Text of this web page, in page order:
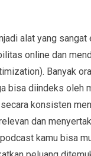
alat yang
online dan
Banyak
bisa diindeks oleh
konsisten
dan
kamu bisa